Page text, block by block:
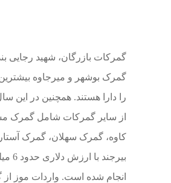
گمرکات بازرگان، شهید رجایی
گمرک بوشهر و میرجاوه
را دارا هستند. همچنین در این
از سایر گمرکات شامل گمرک
کاوه، گمرک سهلان، گمرک
بیرجند
انجام شده است. واردات موز